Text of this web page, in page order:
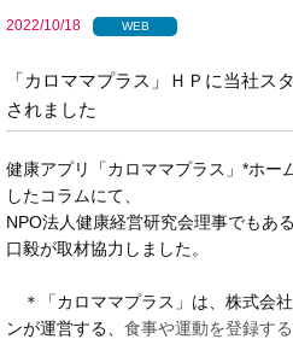
2022/10/18 WEB
「カロママプラス」ＨＰに当社ス
されました
健康アプリ「カロママプラス」*ホー
したコラムにて、
NPO法人健康経営研究会理事でもあ
口毅が取材協力しました。
＊「カロママプラス」は、株式会
ンが運営する、 食事や運動を登録す